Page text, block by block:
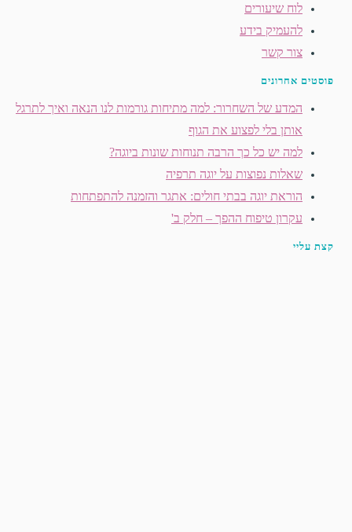
לוח שיעורים
להעמיק בידע
צור קשר
פוסטים אחרונים
המדע של השחרור: למה מתיחות גורמות לנו הנאה ואיך לתרגל
אותן בלי לפצוע את הגוף
למה יש כל כך הרבה תנוחות שונות ביוגה?
שאלות נפוצות על יוגה תרפיה
הוראת יוגה בבתי חולים: אתגר והזמנה להתפתחות
עקרון טיפוח ההפך – חלק ב'
קצת עליי